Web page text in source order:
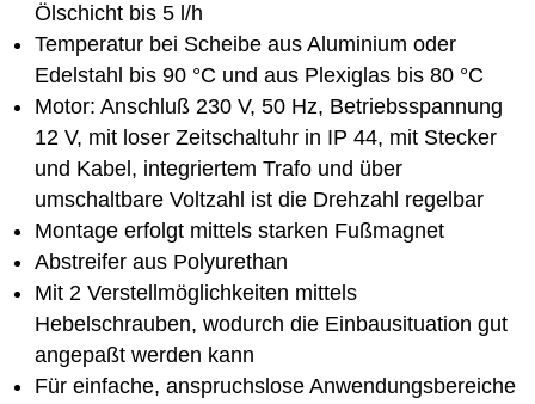
Ölschicht bis 5 l/h
Temperatur bei Scheibe aus Aluminium oder
Edelstahl bis 90 °C und aus Plexiglas bis 80 °C
Motor: Anschluß 230 V, 50 Hz, Betriebsspannung
12 V, mit loser Zeitschaltuhr in IP 44, mit Stecker
und Kabel, integriertem Trafo und über
umschaltbare Voltzahl ist die Drehzahl regelbar
Montage erfolgt mittels starken Fußmagnet
Abstreifer aus Polyurethan
Mit 2 Verstellmöglichkeiten mittels
Hebelschrauben, wodurch die Einbausituation gut
angepaßt werden kann
Für einfache, anspruchslose Anwendungsbereiche